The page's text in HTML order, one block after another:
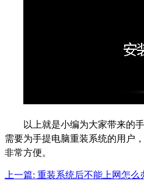
以上就是小编为大家带来的
需要为手提电脑重装系统的用户
非常方便。
上一篇: ​重装系统后不能上网怎